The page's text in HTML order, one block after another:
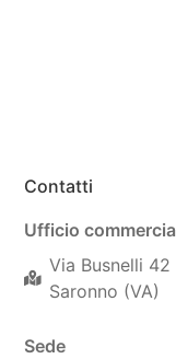
Contatti
Ufficio
Via Busnelli
Saronno (VA)
Sede